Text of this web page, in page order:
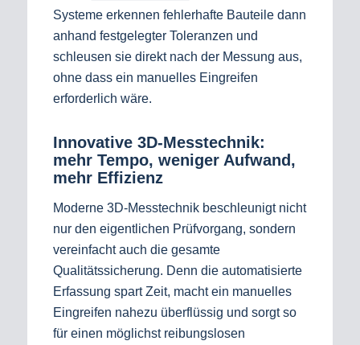
Systeme erkennen fehlerhafte Bauteile dann
anhand festgelegter Toleranzen und
schleusen sie direkt nach der Messung aus,
ohne dass ein manuelles Eingreifen
erforderlich wäre.
Innovative 3D-Messtechnik:
mehr Tempo, weniger Aufwand,
mehr Effizienz
Moderne 3D-Messtechnik beschleunigt nicht
nur den eigentlichen Prüfvorgang, sondern
vereinfacht auch die gesamte
Qualitätssicherung. Denn die automatisierte
Erfassung spart Zeit, macht ein manuelles
Eingreifen nahezu überflüssig und sorgt so
für einen möglichst reibungslosen